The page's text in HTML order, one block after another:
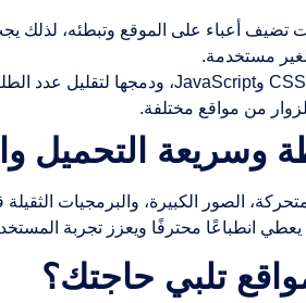
تضيف أعباء على الموقع وتبطئه، لذلك
مستخدمة.
من مواقع مختلفة.
وسريعة التحميل
الصور الكبيرة، والبرمجيات
انطباعًا محترفًا ويعزز تجربة
تلبي حاجتك؟